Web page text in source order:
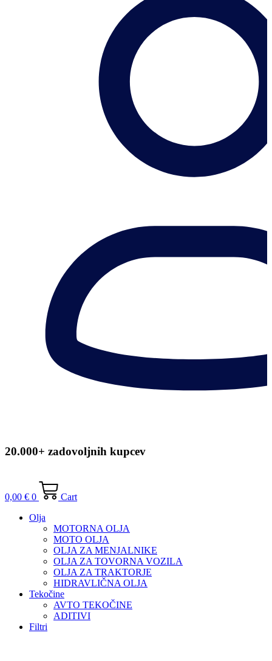
20.000+ zadovoljnih kupcev
0,00 € 0
Cart
Olja
MOTORNA OLJA
MOTO OLJA
OLJA ZA MENJALNIKE
OLJA ZA TOVORNA VOZILA
OLJA ZA TRAKTORJE
HIDRAVLIČNA OLJA
Tekočine
AVTO TEKOČINE
ADITIVI
Filtri